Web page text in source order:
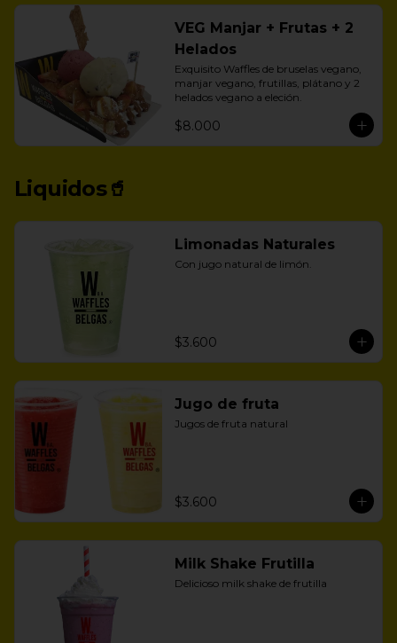
VEG Manjar + Frutas + 2
Helados
Exquisito Waffles de bruselas vegano,
manjar vegano, frutillas, plátano y 2
helados vegano a eleción.
$8.000
Liquidos🥤
Limonadas Naturales
Con jugo natural de limón.
$3.600
Jugo de fruta
Jugos de fruta natural
$3.600
Milk Shake Frutilla
Delicioso milk shake de frutilla